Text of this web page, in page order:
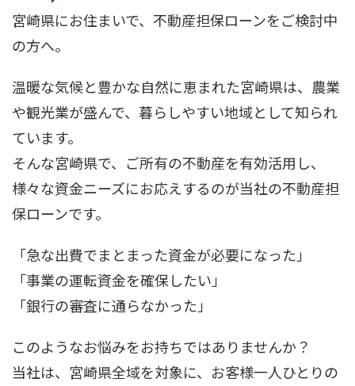
宮崎県にお住まいで、不動産担保ローンをご検討中
の方へ。
温暖な気候と豊かな自然に恵まれた宮崎県は、農業
や観光業が盛んで、暮らしやすい地域として知られ
ています。
そんな宮崎県で、ご所有の不動産を有効活用し、
様々な資金ニーズにお応えするのが当社の不動産担
保ローンです。
「急な出費でまとまった資金が必要になった」
「事業の運転資金を確保したい」
「銀行の審査に通らなかった」
このようなお悩みをお持ちではありませんか？
当社は、宮崎県全域を対象に、お客様一人ひとりの